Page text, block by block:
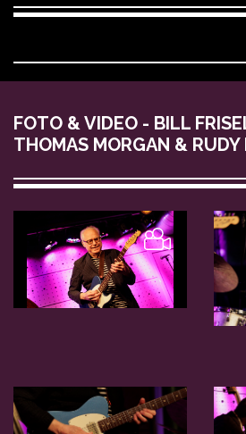
FOTO & VIDEO - BILL
THOMAS MORGAN & RUDY